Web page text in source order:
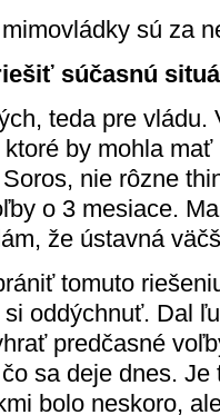
sú za
súčasnú
teda pre vládu.
by mohla
nie rôzne
o 3 mesiace.
že ústavná
tomuto
oddýchnuť. Dal
predčasné
sa deje dnes.
bolo neskoro,